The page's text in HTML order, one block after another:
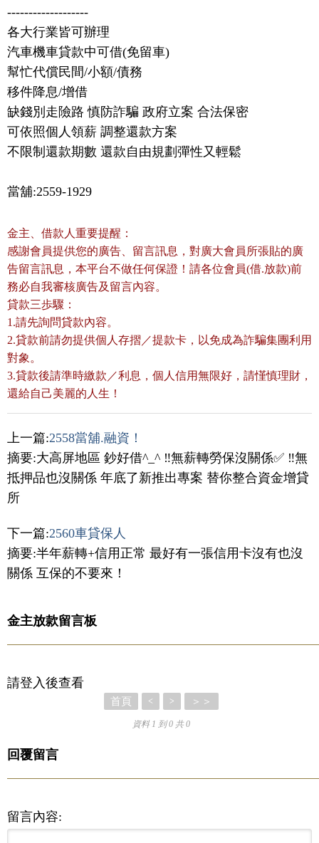
-------------------
各大行業皆可辦理
汽車機車貸款中可借(免留車)
幫忙代償民間/小額/債務
移件降息/增借
缺錢別走險路 慎防詐騙 政府立案 合法保密
可依照個人領薪 調整還款方案
不限制還款期數 還款自由規劃彈性又輕鬆
當舖:2559-1929
金主、借款人重要提醒：
感謝會員提供您的廣告、留言訊息，對廣大會員所張貼的廣
告留言訊息，本平台不做任何保證！請各位會員(借.放款)前
務必自我審核廣告及留言內容。
貸款三歩驟：
1.請先詢問貸款內容。
2.貸款前請勿提供個人存摺／提款卡，以免成為詐騙集團利用
對象。
3.貸款後請準時繳款／利息，個人信用無限好，請慬慎理財，
還給自己美麗的人生！
上一篇:2558當舖.融資！
摘要:大高屏地區 鈔好借^_^ ‼️無薪轉勞保沒關係✅ ‼️無
抵押品也沒關係 年底了新推出專案 替你整合資金增貸
所
下一篇:2560車貸保人
摘要:半年薪轉+信用正常 最好有一張信用卡沒有也沒
關係 互保的不要來！
金主放款留言板
請登入後查看
首頁 < > ＞＞
資料 1 到 0 共 0
回覆留言
留言內容: